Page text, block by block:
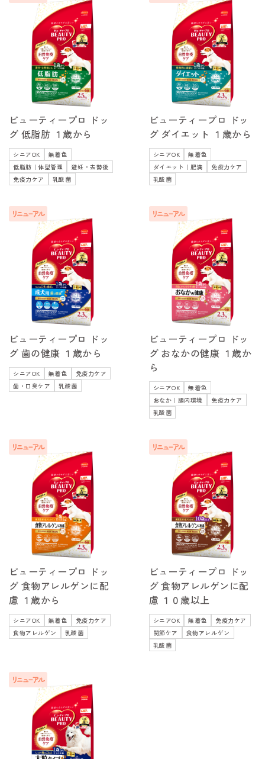
ビューティープロ ドッ
グ 低脂肪 １歳から
シニアOK
無着色
低脂肪｜体型管理
避妊・去勢後
免疫力ケア
乳酸菌
ビューティープロ ドッ
グ ダイエット １歳から
シニアOK
無着色
ダイエット｜肥満
免疫力ケア
乳酸菌
ビューティープロ ドッ
グ 歯の健康 １歳から
シニアOK 無着色
免疫力ケア
歯・口臭ケア
乳酸菌
ビューティープロ ドッ
グ おなかの健康 １歳か
ら
シニアOK
無着色
おなか｜腸内環境
免疫力ケア
乳酸菌
ビューティープロ ドッ
グ 食物アレルゲンに配
慮 １歳から
シニアOK 無着色
免疫力ケア
食物アレルゲン
乳酸菌
ビューティープロ ドッ
グ 食物アレルゲンに配
慮 １０歳以上
シニアOK 無着色
免疫力ケア
関節ケア
食物アレルゲン
乳酸菌